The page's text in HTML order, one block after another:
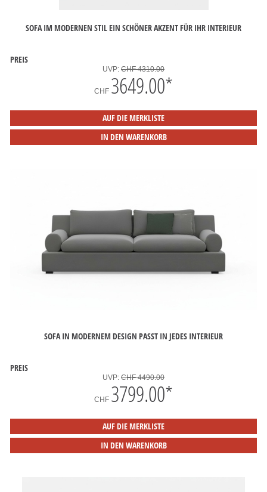
SOFA IM MODERNEN STIL EIN SCHÖNER AKZENT FÜR IHR INTERIEUR
PREIS
UVP: CHF 4310.00
CHF 3649.00*
AUF DIE MERKLISTE
IN DEN WARENKORB
SOFA IN MODERNEM DESIGN PASST IN JEDES INTERIEUR
PREIS
UVP: CHF 4490.00
CHF 3799.00*
AUF DIE MERKLISTE
IN DEN WARENKORB